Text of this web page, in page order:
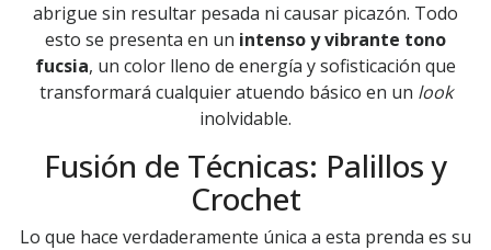
abrigue sin resultar pesada ni causar picazón. Todo
esto se presenta en un intenso y vibrante tono
fucsia, un color lleno de energía y sofisticación que
transformará cualquier atuendo básico en un look
inolvidable.
Fusión de Técnicas: Palillos y
Crochet
Lo que hace verdaderamente única a esta prenda es su